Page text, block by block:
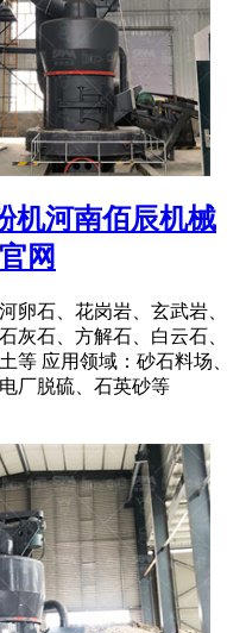
机河南佰辰机械
网
卵石、花岗岩、玄武岩、
灰石、方解石、白云石、
等 应用领域：砂石料场、
厂脱硫、石英砂等